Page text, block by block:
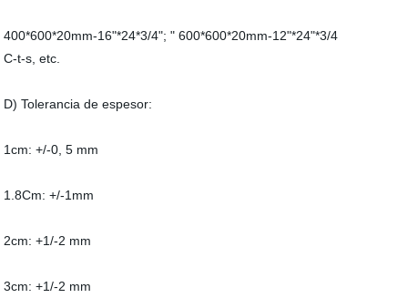
400*600*20mm-16"*24*3/4"; " 600*600*20mm-12"*24"*3/4
C-t-s, etc.
D) Tolerancia de espesor:
1cm: +/-0, 5 mm
1.8Cm: +/-1mm
2cm: +1/-2 mm
3cm: +1/-2 mm